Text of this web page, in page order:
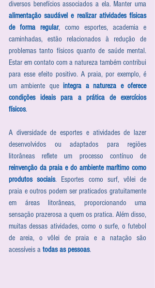
alimentação saudável e realizar atividades físicas
de forma regular, como esportes, academia e
caminhadas, estão relacionados à redução de
problemas tanto físicos quanto de saúde mental.
Estar em contato com a natureza também contribui
para esse efeito positivo. A praia, por exemplo, é
um ambiente que integra a natureza e oferece
condições ideais para a prática de exercícios
físicos.
A diversidade de esportes e atividades de lazer
desenvolvidos ou adaptados para regiões
reinvenção da praia e do ambiente marítimo como
produtos sociais. Esportes como surf, vôlei de
praia e outros podem ser praticados gratuitamente
em áreas litorâneas, proporcionando uma
sensação prazerosa a quem os pratica. Além disso,
muitas dessas atividades, como o surfe, o futebol
de areia, o vôlei de praia e a natação são
acessíveis a todas as pessoas.